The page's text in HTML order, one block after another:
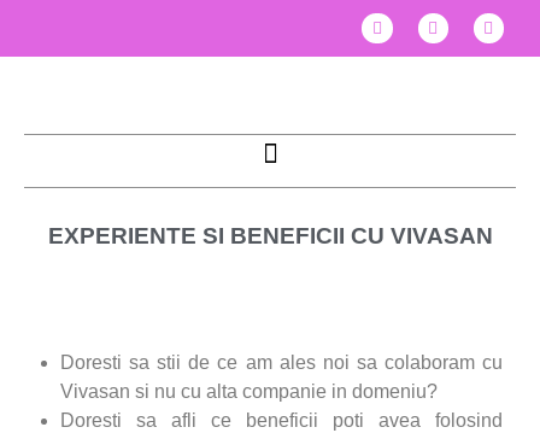
EXPERIENTE SI BENEFICII CU VIVASAN
Doresti sa stii de ce am ales noi sa colaboram cu
Vivasan si nu cu alta companie in domeniu?
Doresti sa afli ce beneficii poti avea folosind